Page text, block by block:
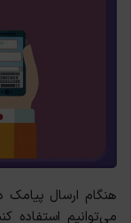
هنگام ارسال پیامک‌
می‌توانیم استفاده